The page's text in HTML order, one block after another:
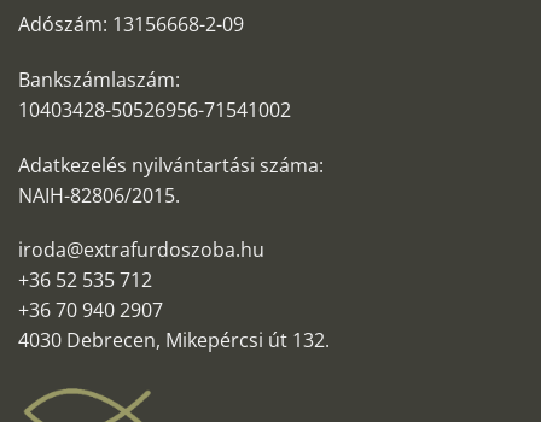
Adószám: 13156668-2-09
Bankszámlaszám:
10403428-50526956-71541002
Adatkezelés nyilvántartási száma:
NAIH-82806/2015.
iroda@extrafurdoszoba.hu
+36 52 535 712
+36 70 940 2907
4030 Debrecen, Mikepércsi út 132.